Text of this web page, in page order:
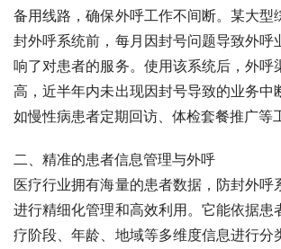
备用线路，确保外呼工作不间断。某大型
封外呼系统前，每月因封号问题导致外呼
响了对患者的服务。使用该系统后，外呼
高，近半年内未出现因封号导致的业务中
如慢性病患者定期回访、体检套餐推广等
二、精准的患者信息管理与外呼
医疗行业拥有海量的患者数据，防封外呼
进行精细化管理和高效利用。它能依据患
疗阶段、年龄、地域等多维度信息进行分